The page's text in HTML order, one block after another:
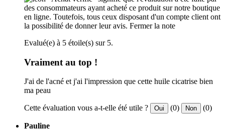
des consommateurs ayant acheté ce produit sur notre boutique
en ligne. Toutefois, tous ceux disposant d'un compte client ont
la possibilité de donner leur avis. Fermer la note
Evalué(e) à 5 étoile(s) sur 5.
Vraiment au top !
J'ai de l'acné et j'ai l'impression que cette huile cicatrise bien
ma peau
Cette évaluation vous a-t-elle été utile ? Oui (0) Non (0)
Pauline